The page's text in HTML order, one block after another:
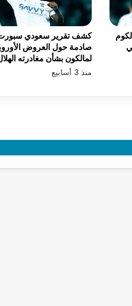
كشف تقرير سعودي
صادمة حول العروض
لمالكون بشأن مغادرته
منذ 3 أسابيع